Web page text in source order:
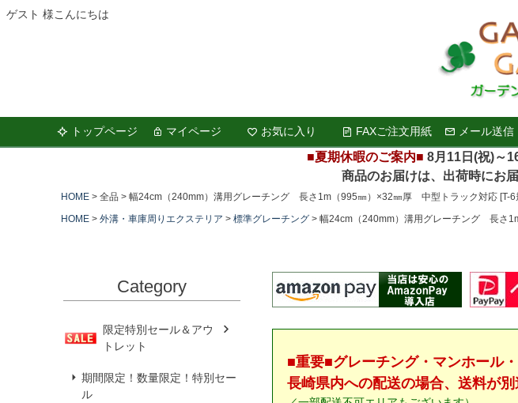
ゲスト 様こんにちは
トップページ
マイページ お気に入り FAXご注文用紙 メール送信
■夏期休暇のご案内■ 8月11日(祝)～
商品のお届けは、出荷時にお届
HOME 全品
幅24cm（240mm）溝用グレーチング 長さ1m（995㎜）×32㎜厚 中型トラック対応 [T-6
HOME
外溝・車庫周りエクステリア 標準グレーチング 幅24cm（240mm）溝用グレーチング 長さ
Category
限定特別セール＆アウ
トレット
期間限定！数量限定！特別セー
ル
■重要■グレーチング・マンホール
長崎県内への配送の場合、送料が